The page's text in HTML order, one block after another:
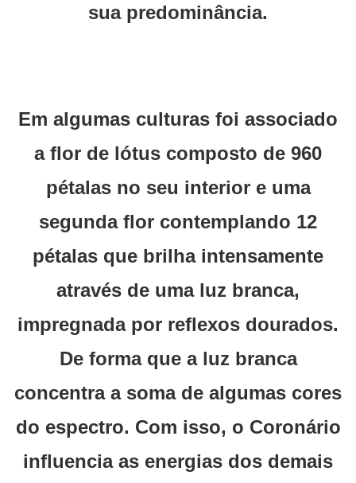
sua predominância.
Em algumas culturas foi associado
a flor de lótus composto de 960
pétalas no seu interior e uma
segunda flor contemplando 12
pétalas que brilha intensamente
através de uma luz branca,
impregnada por reflexos dourados.
De forma que a luz branca
concentra a soma de algumas cores
do espectro. Com isso, o Coronário
influencia as energias dos demais